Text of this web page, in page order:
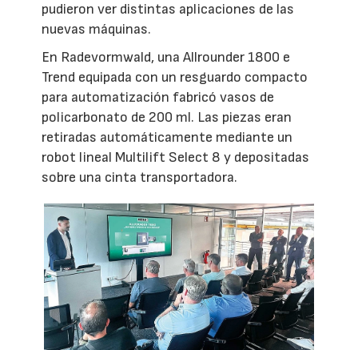
pudieron ver distintas aplicaciones de las
nuevas máquinas.
En Radevormwald, una Allrounder 1800 e
Trend equipada con un resguardo compacto
para automatización fabricó vasos de
policarbonato de 200 ml. Las piezas eran
retiradas automáticamente mediante un
robot lineal Multilift Select 8 y depositadas
sobre una cinta transportadora.